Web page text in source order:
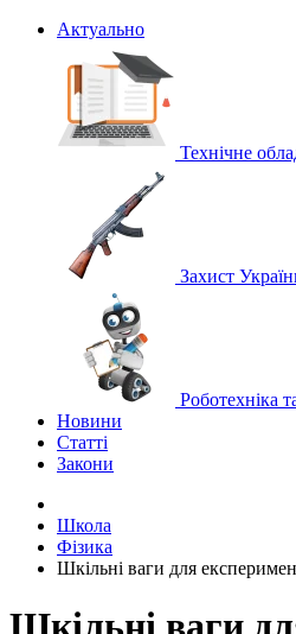
Актуально
Технічне
Захист
Роботехніка
Новини
Статті
Закони
Школа
Фізика
Шкільні ваги для